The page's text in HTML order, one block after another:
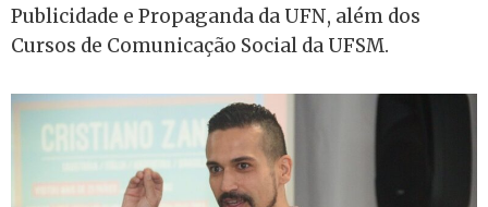
Publicidade e Propaganda da UFN, além dos
Cursos de Comunicação Social da UFSM.